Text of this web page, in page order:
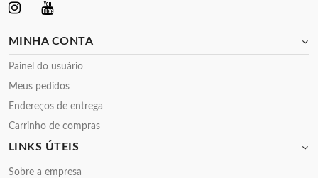
MINHA CONTA
Painel do usuário
Meus pedidos
Endereços de entrega
Carrinho de compras
LINKS ÚTEIS
Sobre a empresa